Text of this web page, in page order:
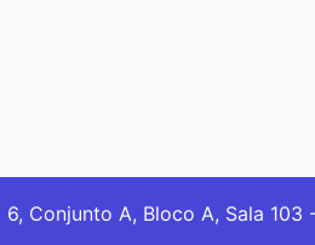
6, Conjunto A, Bloco A, Sala